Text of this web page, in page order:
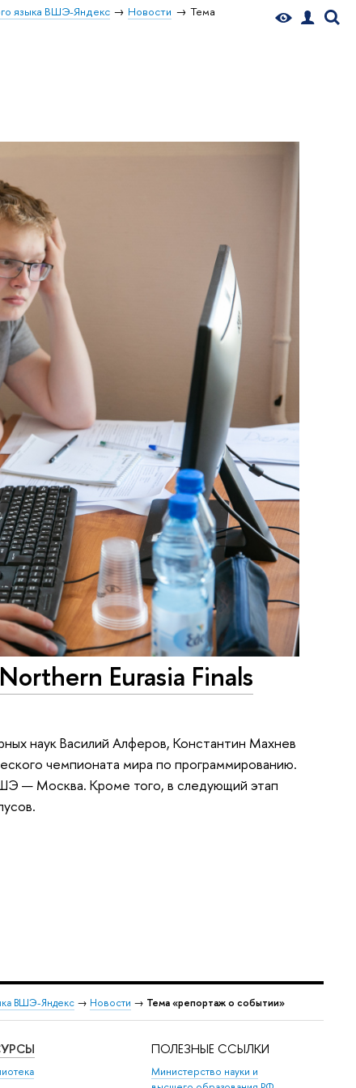
языка ВШЭ-Яндекс Новости
Тема
Eurasia Finals
наук Василий Алферов, Константин Махнев
чемпионата мира по программированию.
— Москва. Кроме того, в следующий этап
ВШЭ-Яндекс → Новости → Тема «репортаж о событии»
ПОЛЕЗНЫЕ ССЫЛКИ
Министерство науки и